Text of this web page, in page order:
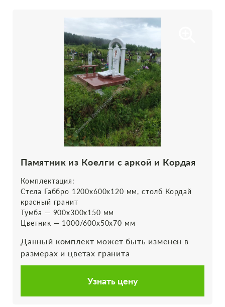
Памятник из Коелги с аркой и Кордая
Комплектация:
Стела Габбро 1200х600х120 мм, столб Кордай
красный гранит
Тумба — 900х300х150 мм
Цветник — 1000/600х50х70 мм
Данный комплект может быть изменен в
размерах и цветах гранита
Узнать цену